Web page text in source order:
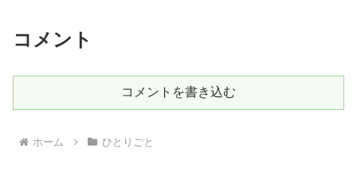
コメント
コメントを書き込む
ホーム ひとりごと